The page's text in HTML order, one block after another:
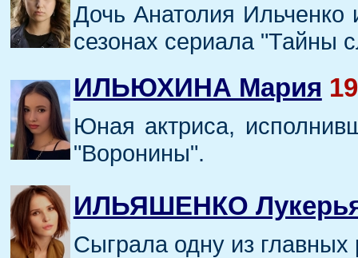
Дочь Анатолия
сезонах сериала "Тайны
ИЛЬЮХИНА Мария
Юная актриса,
"Воронины".
ИЛЬЯШЕНКО
Сыграла одну из